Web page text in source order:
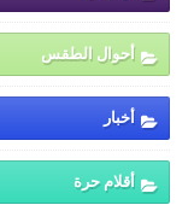
أحوال الطقس
أخبار
أقلام حرة